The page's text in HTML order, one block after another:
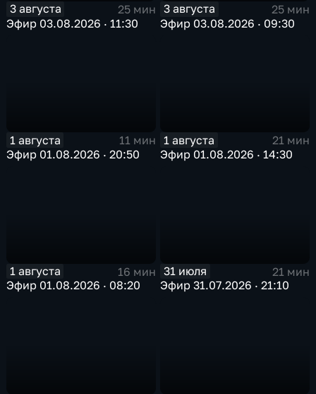
3 августа
25 мин
Эфир 03.08.2026 · 11:30
3 августа
25 мин
Эфир 03.08.2026 · 09:30
1 августа
11 мин
Эфир 01.08.2026 · 20:50
1 августа
21 мин
Эфир 01.08.2026 · 14:30
1 августа
16 мин
Эфир 01.08.2026 · 08:20
31 июля
21 мин
Эфир 31.07.2026 · 21:10